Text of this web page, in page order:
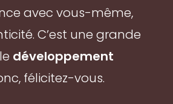
avec vous-même,
C’est une grande
développement
félicitez-vous.